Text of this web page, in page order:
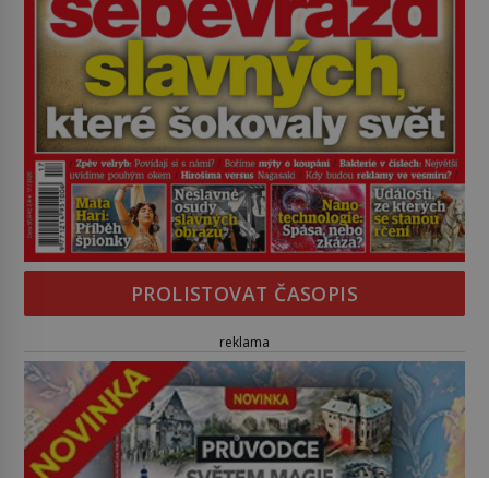
PROLISTOVAT ČASOPIS
reklama